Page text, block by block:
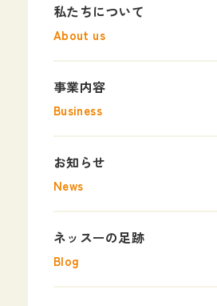
私たちについて
About us
事業内容
Business
お知らせ
News
ネッスーの足跡
Blog